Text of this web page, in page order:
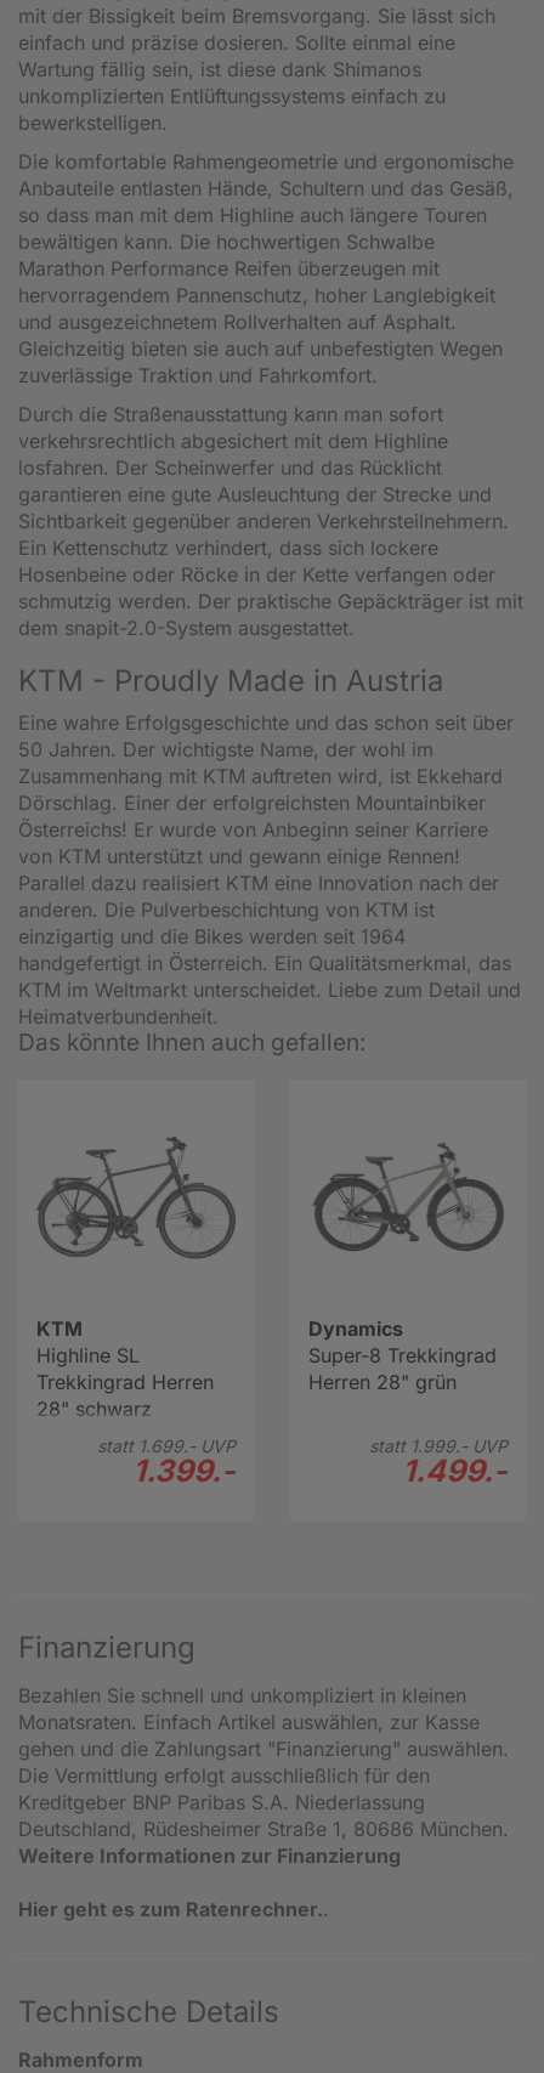
mit der Bissigkeit beim Bremsvorgang. Sie lässt sich
einfach und präzise dosieren. Sollte einmal eine
Wartung fällig sein, ist diese dank Shimanos
unkomplizierten Entlüftungssystems einfach zu
bewerkstelligen.
Die komfortable Rahmengeometrie und ergonomische
Anbauteile entlasten Hände, Schultern und das Gesäß,
so dass man mit dem Highline auch längere Touren
bewältigen kann. Die hochwertigen Schwalbe
Marathon Performance Reifen überzeugen mit
hervorragendem Pannenschutz, hoher Langlebigkeit
und ausgezeichnetem Rollverhalten auf Asphalt.
Gleichzeitig bieten sie auch auf unbefestigten Wegen
zuverlässige Traktion und Fahrkomfort.
Durch die Straßenausstattung kann man sofort
verkehrsrechtlich abgesichert mit dem Highline
losfahren. Der Scheinwerfer und das Rücklicht
garantieren eine gute Ausleuchtung der Strecke und
Sichtbarkeit gegenüber anderen Verkehrsteilnehmern.
Ein Kettenschutz verhindert, dass sich lockere
Hosenbeine oder Röcke in der Kette verfangen oder
schmutzig werden. Der praktische Gepäckträger ist mit
dem snapit-2.0-System ausgestattet.
KTM - Proudly Made in Austria
Eine wahre Erfolgsgeschichte und das schon seit über
50 Jahren. Der wichtigste Name, der wohl im
Zusammenhang mit KTM auftreten wird, ist Ekkehard
Dörschlag. Einer der erfolgreichsten Mountainbiker
Österreichs! Er wurde von Anbeginn seiner Karriere
von KTM unterstützt und gewann einige Rennen!
Parallel dazu realisiert KTM eine Innovation nach der
anderen. Die Pulverbeschichtung von KTM ist
einzigartig und die Bikes werden seit 1964
handgefertigt in Österreich. Ein Qualitätsmerkmal, das
KTM im Weltmarkt unterscheidet. Liebe zum Detail und
Heimatverbundenheit.
Das könnte Ihnen auch gefallen:
KTM
Highline SL
Trekkingrad Herren
28" schwarz
statt 1.699.-UVP
1.399.-
Dynamics
Super-8 Trekkingrad
Herren 28" grün
statt 1.999.-UVP
1.499.-
Finanzierung
Bezahlen Sie schnell und unkompliziert in kleinen
Monatsraten. Einfach Artikel auswählen, zur Kasse
gehen und die Zahlungsart "Finanzierung" auswählen.
Die Vermittlung erfolgt ausschließlich für den
Kreditgeber BNP Paribas S.A. Niederlassung
Deutschland, Rüdesheimer Straße 1, 80686 München.
Weitere Informationen zur Finanzierung
Hier geht es zum Ratenrechner..
Technische Details
Rahmenform